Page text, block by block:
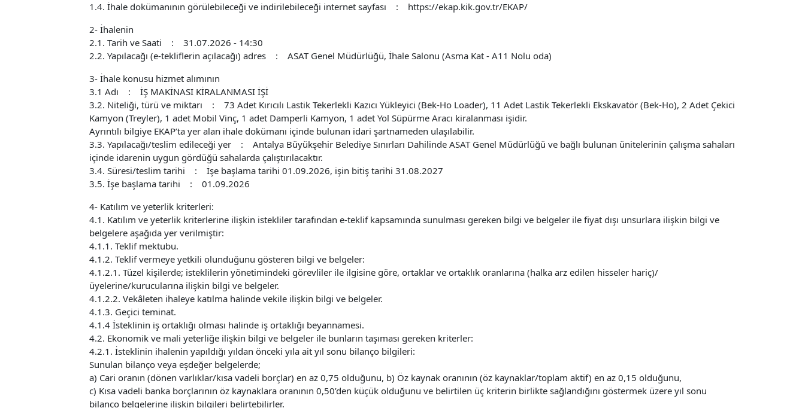
1.4. İhale dokümanının görülebileceği ve indirilebileceği internet sayfası : https://ekap.kik.gov.tr/EKAP/
2- İhalenin
2.1. Tarih ve Saati : 31.07.2026 - 14:30
2.2. Yapılacağı (e-tekliflerin açılacağı) adres : ASAT Genel Müdürlüğü, İhale Salonu (Asma Kat - A11 Nolu oda)
3- İhale konusu hizmet alımının
3.1 Adı : İŞ MAKİNASI KİRALANMASI İŞİ
3.2. Niteliği, türü ve miktarı : 73 Adet Kırıcılı Lastik Tekerlekli Kazıcı Yükleyici (Bek-Ho Loader), 11 Adet Lastik Tekerlekli Ekskavatör (Bek-Ho), 2 Adet Çekici
Kamyon (Treyler), 1 adet Mobil Vinç, 1 adet Damperli Kamyon, 1 adet Yol Süpürme Aracı kiralanması işidir.
Ayrıntılı bilgiye EKAP’ta yer alan ihale dokümanı içinde bulunan idari şartnameden ulaşılabilir.
3.3. Yapılacağı/teslim edileceği yer : Antalya Büyükşehir Belediye Sınırları Dahilinde ASAT Genel Müdürlüğü ve bağlı bulunan ünitelerinin çalışma sahaları
içinde idarenin uygun gördüğü sahalarda çalıştırılacaktır.
3.4. Süresi/teslim tarihi : İşe başlama tarihi 01.09.2026, işin bitiş tarihi 31.08.2027
3.5. İşe başlama tarihi : 01.09.2026
4- Katılım ve yeterlik kriterleri:
4.1. Katılım ve yeterlik kriterlerine ilişkin istekliler tarafından e-teklif kapsamında sunulması gereken bilgi ve belgeler ile fiyat dışı unsurlara ilişkin bilgi ve
belgelere aşağıda yer verilmiştir:
4.1.1. Teklif mektubu.
4.1.2. Teklif vermeye yetkili olunduğunu gösteren bilgi ve belgeler:
4.1.2.1. Tüzel kişilerde; isteklilerin yönetimindeki görevliler ile ilgisine göre, ortaklar ve ortaklık oranlarına (halka arz edilen hisseler hariç)/
üyelerine/kurucularına ilişkin bilgi ve belgeler.
4.1.2.2. Vekâleten ihaleye katılma halinde vekile ilişkin bilgi ve belgeler.
4.1.3. Geçici teminat.
4.1.4 İsteklinin iş ortaklığı olması halinde iş ortaklığı beyannamesi.
4.2. Ekonomik ve mali yeterliğe ilişkin bilgi ve belgeler ile bunların taşıması gereken kriterler:
4.2.1. İsteklinin ihalenin yapıldığı yıldan önceki yıla ait yıl sonu bilanço bilgileri:
Sunulan bilanço veya eşdeğer belgelerde;
a) Cari oranın (dönen varlıklar/kısa vadeli borçlar) en az 0,75 olduğunu, b) Öz kaynak oranının (öz kaynaklar/toplam aktif) en az 0,15 olduğunu,
c) Kısa vadeli banka borçlarının öz kaynaklara oranının 0,50’den küçük olduğunu ve belirtilen üç kriterin birlikte sağlandığını göstermek üzere yıl sonu
bilanço belgelerine ilişkin bilgileri belirtebilirler.